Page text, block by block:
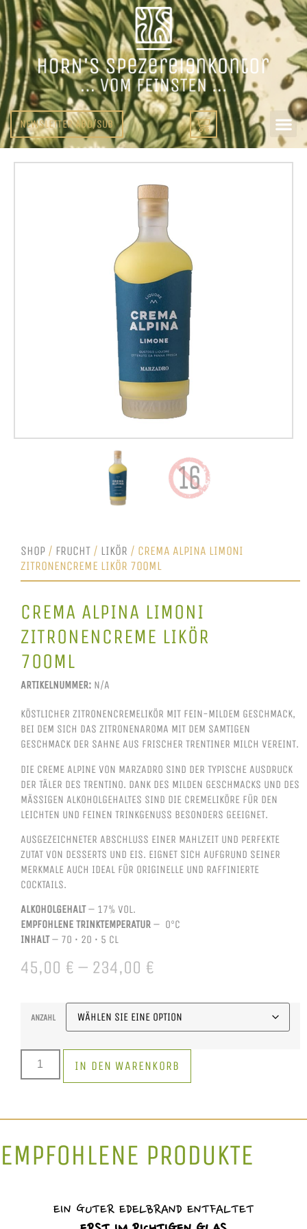
NEWSLETTER ABO/SUB
SHOP / FRUCHT / LIKÖR / CREMA ALPINA LIMONI
ZITRONENCREME LIKÖR 700ML
CREMA ALPINA LIMONI
ZITRONENCREME LIKÖR
700ML
ARTIKELNUMMER: N/A
KÖSTLICHER ZITRONENCREMELIKÖR MIT FEIN-MILDEM GESCHMACK,
BEI DEM SICH DAS ZITRONENAROMA MIT DEM SAMTIGEN
GESCHMACK DER SAHNE AUS FRISCHER TRENTINER MILCH VEREINT.
DIE CREME ALPINE VON MARZADRO SIND DER TYPISCHE AUSDRUCK
DER TÄLER DES TRENTINO. DANK DES MILDEN GESCHMACKS UND DES
MÄSSIGEN ALKOHOLGEHALTES SIND DIE CREMELIKÖRE FÜR DEN L
EICHTEN UND FEINEN TRINKGENUSS BESONDERS GEEIGNET.
AUSGEZEICHNETER ABSCHLUSS EINER MAHLZEIT UND PERFEKTE
ZUTAT VON DESSERTS UND EIS. EIGNET SICH AUFGRUND SEINER
MERKMALE AUCH IDEAL FÜR ORIGINELLE UND RAFFINIERTE
COCKTAILS.
ALKOHOLGEHALT– 17% VOL.
EMPFOHLENE TRINKTEMPERATUR – 0°C
INHALT– 70 • 20 • 5 CL
45,00 € – 234,00 €
ANZAHL
IN DEN WARENKORB
EMPFOHLENE PRODUKTE
EIN GUTER EDELBRAND ENTFALTET